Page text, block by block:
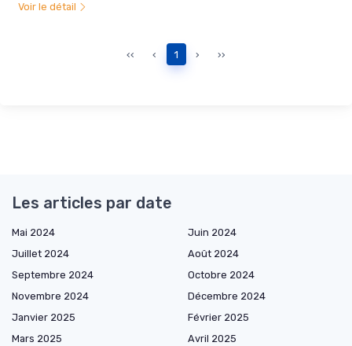
Voir le détail
‹‹ ‹ 1 › ››
Les articles par date
Mai 2024
Juin 2024
Juillet 2024
Août 2024
Septembre 2024
Octobre 2024
Novembre 2024
Décembre 2024
Janvier 2025
Février 2025
Mars 2025
Avril 2025